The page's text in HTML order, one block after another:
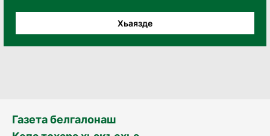
Хьаязде
Газета белгалонаш